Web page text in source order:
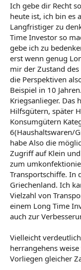
Ich gebe dir Recht
heute ist, ich bin es
Langfristiger zu
Time Investor so
gebe ich zu
erst wenn genug
mir der Zustand
die Perspektiven
Beispiel in 10
Kriegsanlieger. Das
Hilfsgütern, später
Konsumgütern
6(Haushaltswaren/
habe Also die
Zugriff auf Klein
zum
Transportschiffe. In
Griechenland. Ich
Vielzahl von
einem Long Time
auch zur
Vielleicht
herrangehens
Vorliegen gleicher